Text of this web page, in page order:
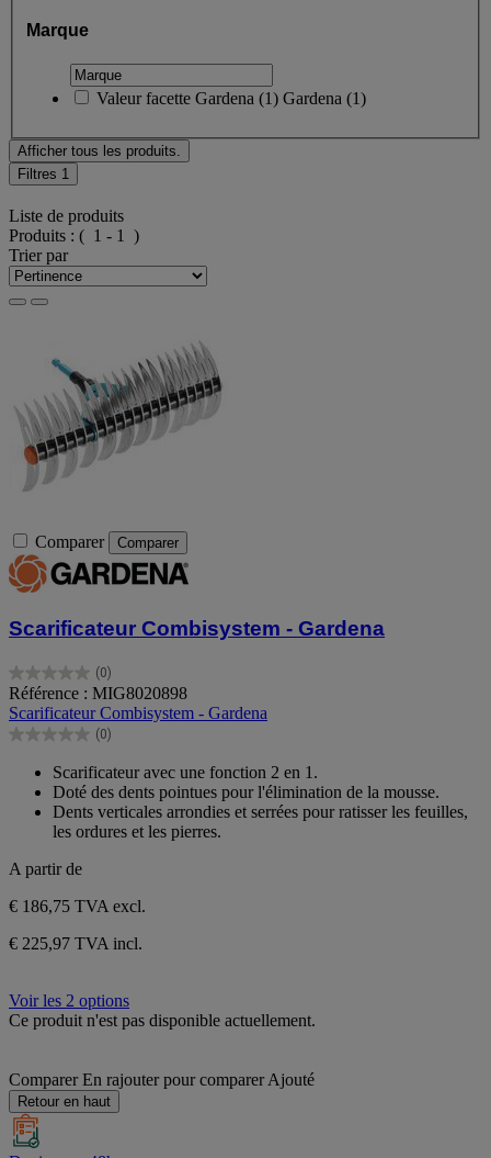
Marque
Valeur facette Gardena (1) Gardena (1)
Afficher tous les produits.
Filtres 1
Liste de produits
Produits : ( 1 - 1 )
Trier par
Comparer Comparer
Scarificateur Combisystem - Gardena
(0)
0.0
sur
5
étoiles.
Référence : MIG8020898
Scarificateur Combisystem - Gardena
(0)
0.0
étoiles.
Scarificateur avec une fonction 2 en 1.
Doté des dents pointues pour l'élimination de la mousse.
Dents verticales arrondies et serrées pour ratisser les feuilles,
les ordures et les pierres.
A partir de
€ 186,75 TVA excl.
€ 225,97 TVA incl.
Voir les 2 options
Ce produit n'est pas disponible actuellement.
Comparer En rajouter pour comparer Ajouté
Retour en haut